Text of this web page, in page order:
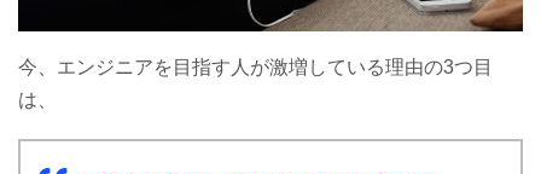
今、エンジニアを目指す人が激増している理由の3つ目
は、